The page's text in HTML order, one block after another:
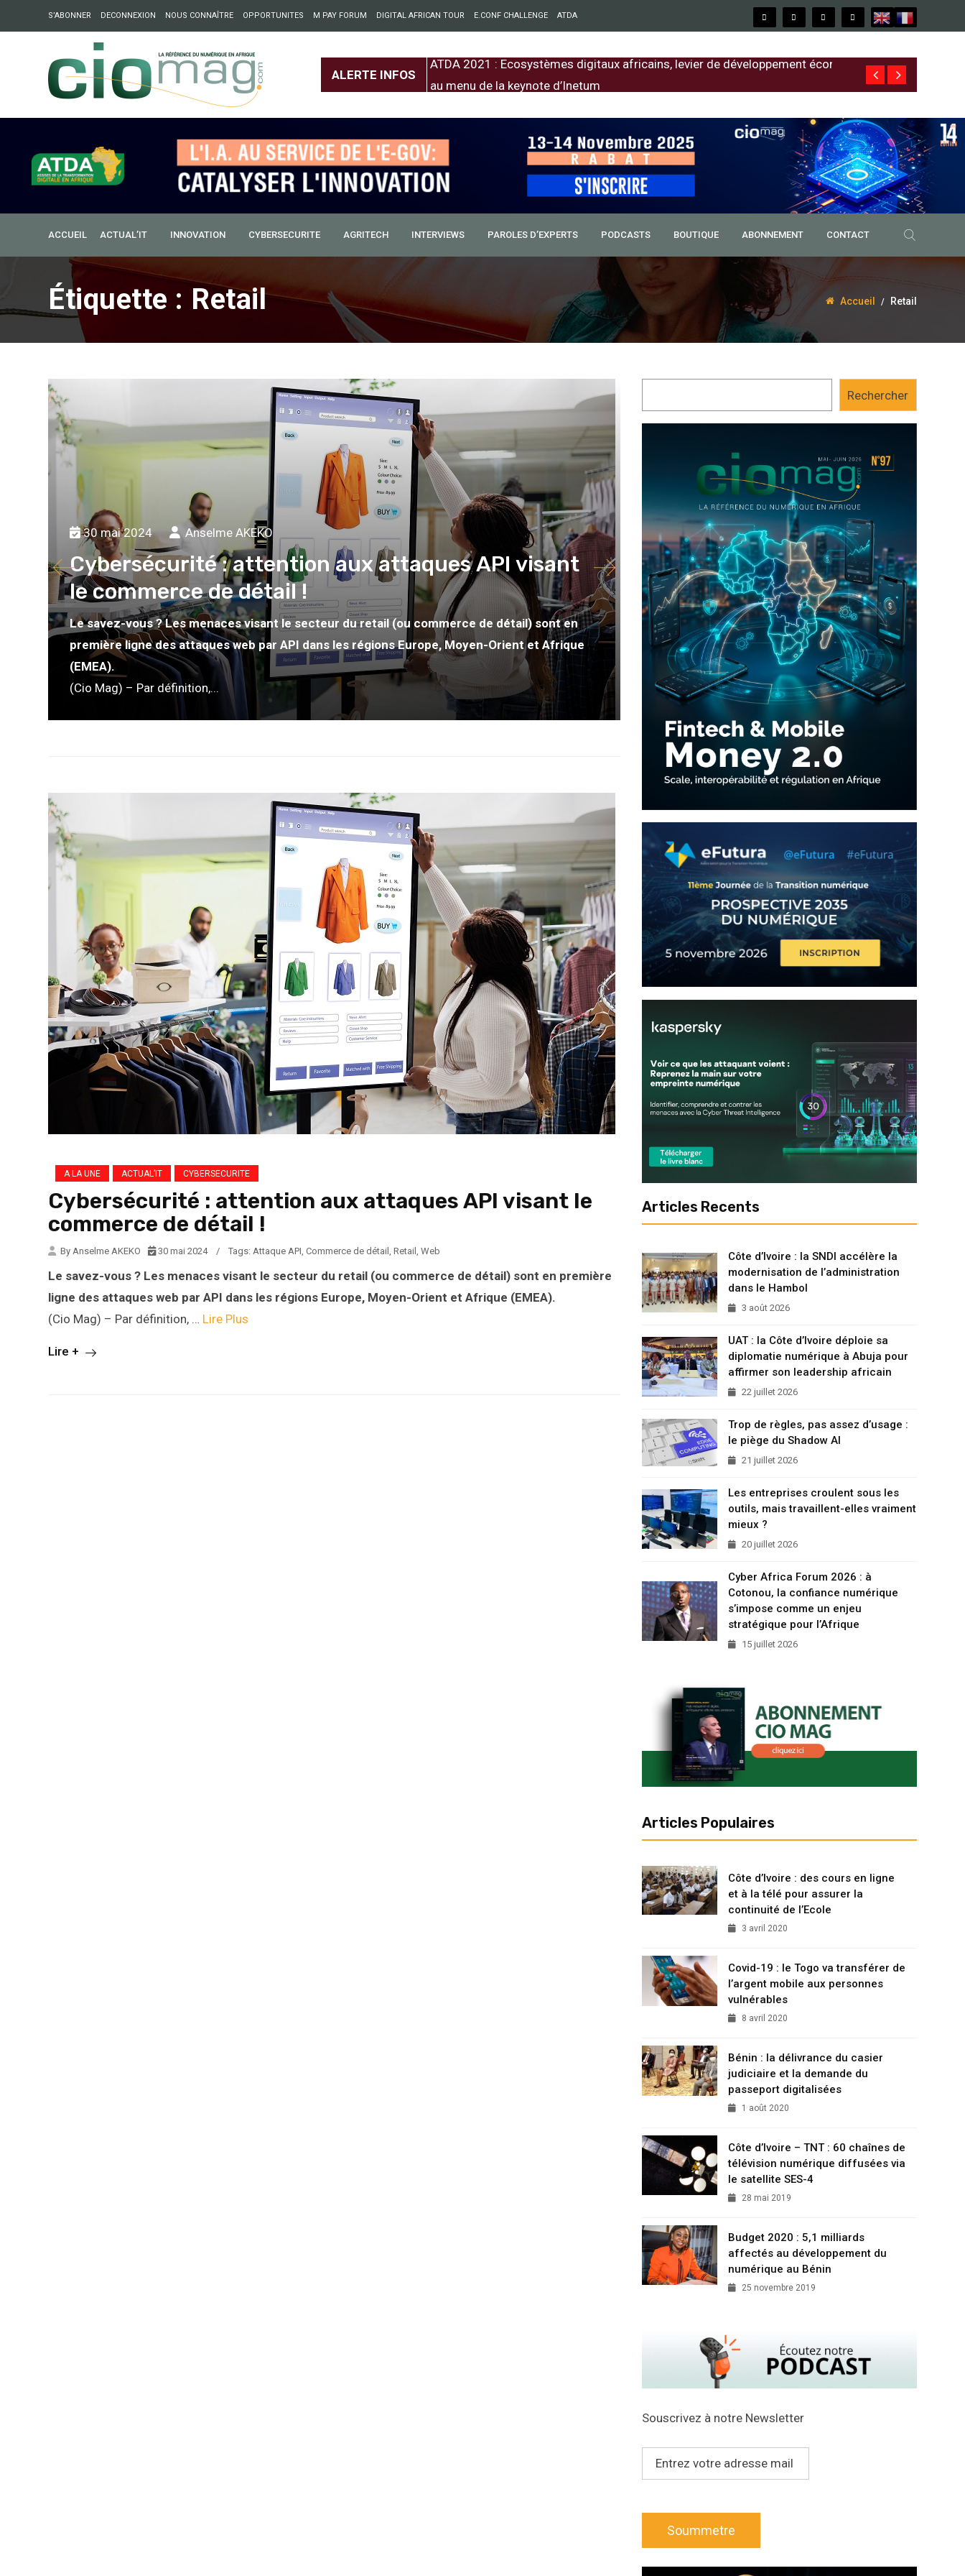
S’ABONNER DECONNEXION NOUS CONNAÎTRE OPPORTUNITES M PAY FORUM DIGITAL AFRICAN TOUR E.CONF CHALLENGE ATDA
ALERTE INFOS
: Partech Shaker lance Chapter54 pour créer des ponts entre l’Europe et
ATDA 2021 : Ecosystèmes digitaux africains, levier de développement économique
au menu de la keynote d’Inetum
Free au
ACCUEIL ACTUAL’IT INNOVATION CYBERSECURITE AGRITECH INTERVIEWS PAROLES D’EXPERTS PODCASTS BOUTIQUE ABONNEMENT CONTACT
Étiquette : Retail Accueil Retail
30 mai 2024 Anselme AKEKO
Cybersécurité : attention aux attaques API visant
le commerce de détail !
Le savez-vous ? Les menaces visant le secteur du retail (ou commerce de détail) sont en
première ligne des attaques web par API dans les régions Europe, Moyen-Orient et Afrique
(EMEA).
(Cio Mag) – Par définition,...
A LA UNE ACTUAL’IT CYBERSECURITE
Cybersécurité : attention aux attaques API visant le
commerce de détail !
By Anselme AKEKO 30 mai 2024 / Tags: Attaque API, Commerce de détail , Retail , Web
Le savez-vous ? Les menaces visant le secteur du retail (ou commerce de détail) sont en première
ligne des attaques web par API dans les régions Europe, Moyen-Orient et Afrique (EMEA).
(Cio Mag) – Par définition, … Lire Plus
Lire +
Rechercher
Articles Recents
Côte d’Ivoire : la SNDI accélère la
modernisation de l’administration
dans le Hambol
3 août 2026
UAT : la Côte d’Ivoire déploie sa
diplomatie numérique à Abuja pour
affirmer son leadership africain
22 juillet 2026
Trop de règles, pas assez d’usage :
le piège du Shadow AI
21 juillet 2026
Les entreprises croulent sous les
outils, mais travaillent-elles vraiment
mieux ?
20 juillet 2026
Cyber Africa Forum 2026 : à
Cotonou, la confiance numérique
s’impose comme un enjeu
stratégique pour l’Afrique
15 juillet 2026
Articles Populaires
Côte d’Ivoire : des cours en ligne
et à la télé pour assurer la
continuité de l’Ecole
3 avril 2020
Covid-19 : le Togo va transférer de
l’argent mobile aux personnes
vulnérables
8 avril 2020
Bénin : la délivrance du casier
judiciaire et la demande du
passeport digitalisées
1 août 2020
Côte d’Ivoire – TNT : 60 chaînes de
télévision numérique diffusées via
le satellite SES-4
28 mai 2019
Budget 2020 : 5,1 milliards
affectés au développement du
numérique au Bénin
25 novembre 2019
Souscrivez à notre Newsletter